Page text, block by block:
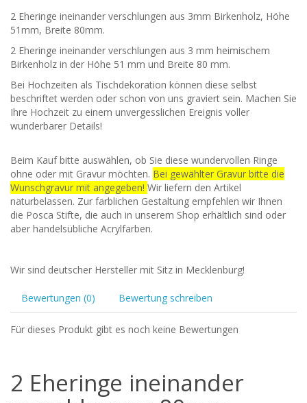
2 Eheringe ineinander verschlungen aus 3mm Birkenholz, Höhe
51mm, Breite 80mm.
2 Eheringe ineinander verschlungen aus 3 mm heimischem
Birkenholz in der Höhe 51 mm und Breite 80 mm.
Bei Hochzeiten als Tischdekoration können diese selbst
beschriftet werden oder schon von uns graviert sein. Machen Sie
Ihre Hochzeit zu einem unvergesslichen Ereignis voller
wunderbarer Details!
Beim Kauf bitte auswählen, ob Sie diese wundervollen Ringe
ohne oder mit Gravur möchten. Bei gewählter Gravur bitte die
Wunschgravur mit angegeben! Wir liefern den Artikel
naturbelassen. Zur farblichen Gestaltung empfehlen wir Ihnen
die Posca Stifte, die auch in unserem Shop erhältlich sind oder
aber handelsübliche Acrylfarben.
Wir sind deutscher Hersteller mit Sitz in Mecklenburg!
Bewertungen (0) Bewertung schreiben
Für dieses Produkt gibt es noch keine Bewertungen
2 Eheringe ineinander